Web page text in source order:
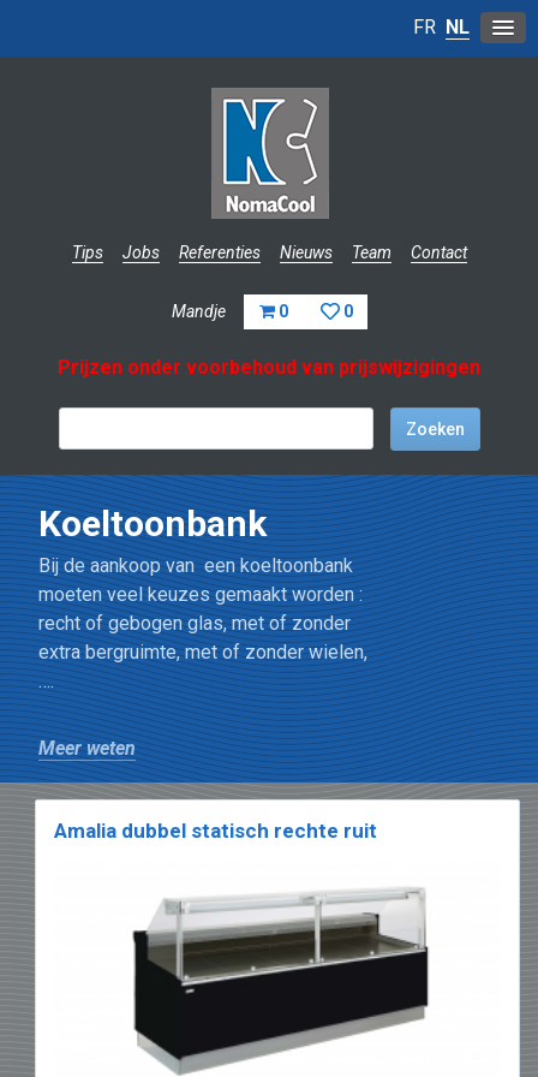
Tips Jobs Referenties Nieuws Team Contact
Mandje 0 0
FR NL
Prijzen onder voorbehoud van prijswijzigingen
Koeltoonbank
Bij de aankoop van een koeltoonbank
moeten veel keuzes gemaakt worden :
recht of gebogen glas, met of zonder
extra bergruimte, met of zonder wielen,
….
Het uitzicht : recht of gebogen glas ?
Ruiten die naar boven toe openen zijn
praktisch. Ze laten u toe om de
toonbank gemakkelijk te vullen en het
Bepaalde toonbanken beschikken over
een extra gekoeld bergvak.
Handig om de voedingswaren, die later
op de dag moeten aangevuld worden, in
op te bergen.
De etaleerdiepte speelt ook een
Meer weten
Amalia dubbel statisch rechte ruit